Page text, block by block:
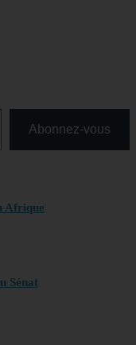
Abonnez-vous
Afrique
Sénat